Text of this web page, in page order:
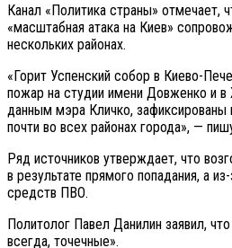
Канал «Политика страны» отмечает,
«масштабная атака на Киев»
нескольких районах.
«Горит Успенский собор в Киево-
пожар на студии имени Довженко и в
данным мэра Кличко,
почти во всех районах города», —
Ряд источников утверждает, что
в результате прямого попадания, а
средств ПВО.
Политолог Павел Данилин заявил,
всегда, точечные».